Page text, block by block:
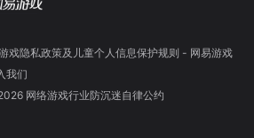
戏隐私政策及儿童个人信息保护规则 - 网易游戏
我们
网络游戏行业防沉迷自律公约